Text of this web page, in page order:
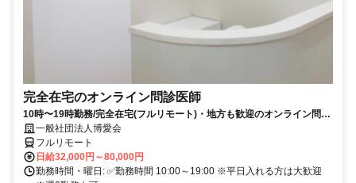
完全在宅のオンライン問診医師
10時〜19時勤務/完全在宅(フルリモート)・地方も歓迎のオンライン問診
業務一般社団法人博愛会
フルリモート
日給32,000円～80,000円
勤務時間・曜日: ✅勤務時間 10:00～19:00 ※平日入れる方は大歓迎